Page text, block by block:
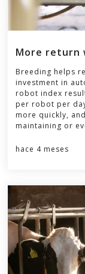
More return
Breeding helps
investment in
robot index
per robot per
more quickly,
maintaining or
hace 4 meses